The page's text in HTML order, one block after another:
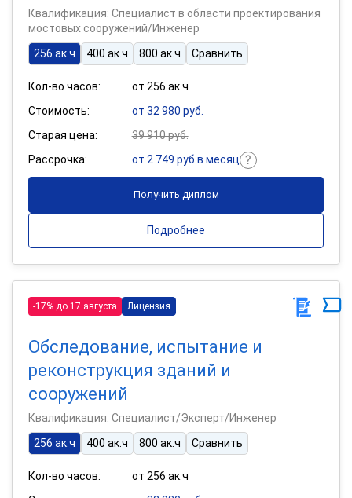
Квалификация: Специалист в области проектирования
мостовых сооружений/Инженер
256 ак.ч
400 ак.ч 800 ак.ч Сравнить
Кол-во часов:
от 256 ак.ч
Стоимость:
от 32 980 руб.
Старая цена:
39 910 руб.
Рассрочка:
от 2 749 руб в месяц
Получить диплом
Подробнее
-17% до 17 августа Лицензия
Обследование, испытание и
реконструкция зданий и
сооружений
Квалификация: Специалист/Эксперт/Инженер
256 ак.ч
400 ак.ч 800 ак.ч Сравнить
Кол-во часов:
от 256 ак.ч